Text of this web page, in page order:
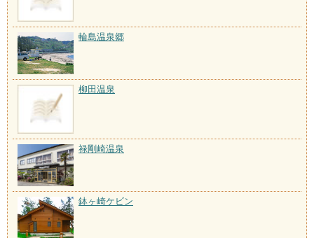
輪島温泉郷
柳田温泉
禄剛崎温泉
鉢ヶ崎ケビン